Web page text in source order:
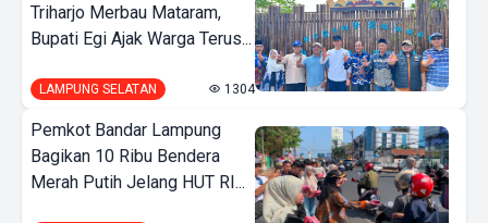
Triharjo Merbau Mataram,
Bupati Egi Ajak Warga Terus...
LAMPUNG SELATAN 1304
Pemkot Bandar Lampung
Bagikan 10 Ribu Bendera
Merah Putih Jelang HUT RI...